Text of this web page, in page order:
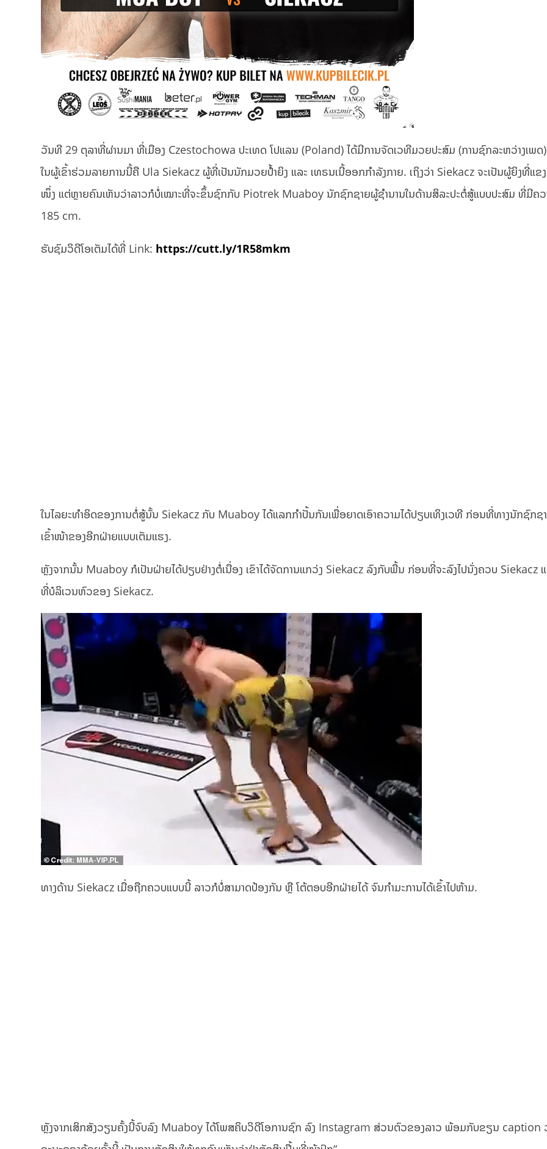
ວັນທີ 29 ຕຸລາທີ່ຜ່ານມາ ທີ່ເມືອງ Czestochowa ປະເທດ ໂປແລນ (Poland) ໄດ້ມີການຈັດເວທີມວຍປະສົມ (ການຊົກລະຫວ່າງເພດ
ໃນຜູ້ເຂົ້າຮ່ວມລາຍການນີ້ຄື Ula Siekacz ຜູ້ທີ່ເປັນນັກມວຍປ້ຳຍິງ ແລະ ເທຣນເນີ້ອອກກຳລັງກາຍ. ເຖິງວ່າ Siekacz ຈະເປັນຜູ້ຍິງທີ່ແຂ
ໜຶ່ງ ແຕ່ຫຼາຍຄົນເຫັນວ່າລາວກໍບໍ່ເໝາະທີ່ຈະຂຶ້ນຊົກກັບ Piotrek Muaboy ນັກຊົກຊາຍຜູ້ຊຳນານໃນດ້ານສິລະປະຕໍ່ສູ້ແບບປະສົມ ທີ່ມີຄວ
185 cm.
ຮັບຊົມວິດີໂອເຕັມໄດ້ທີ່ Link: https://cutt.ly/1R58mkm
ໃນໄລຍະທຳອິດຂອງການຕໍ່ສູ້ນັ້ນ Siekacz ກັບ Muaboy ໄດ້ແລກກຳປັ້ນກັນເພື່ອຍາດເອົາຄວາມໄດ້ປຽບເທິງເວທີ ກ່ອນທີ່ທາງນັກຊົກຊ
ເຂົ້າໜ້າຂອງອີກຝ່າຍແບບເຕັມແຮງ.
ຫຼັງຈາກນັ້ນ Muaboy ກໍເປັນຝ່າຍໄດ້ປຽບຢ່າງຕໍ່ເນື່ອງ ເຂົາໄດ້ຈັດການແກວ່ງ Siekacz ລົງກັບພື້ນ ກ່ອນທີ່ຈະລົງໄປນັ່ງຄວບ Siekacz
ທີ່ບໍລິເວນຫົວຂອງ Siekacz.
ທາງດ້ານ Siekacz ເມື່ອຖືກຄວບແບບນີ້ ລາວກໍບໍ່ສາມາດປ້ອງກັນ ຫຼື ໂຕ້ຕອບອີກຝ່າຍໄດ້ ຈົນກຳມະການໄດ້ເຂົ້າໄປຫ້າມ.
ຫຼັງຈາກເສິກສັງວຽນຄັ້ງນີ້ຈົບລົງ Muaboy ໄດ້ໂພສຄິບວິດີໂອການຊົກ ລົງ Instagram ສ່ວນຕົວຂອງລາວ ພ້ອມກັບຂຽນ caption ວ່